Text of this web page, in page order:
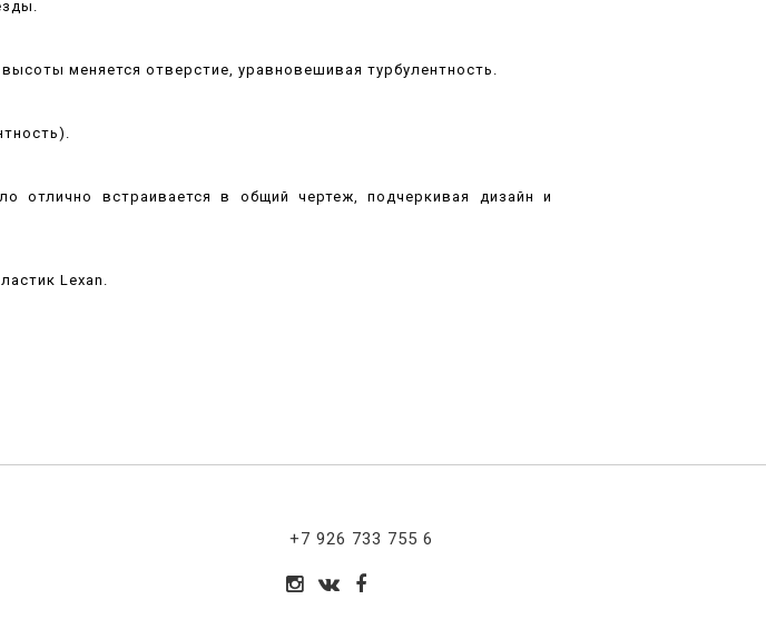
меняется отверстие, уравновешивая турбулентность.
отлично встраивается в общий чертеж, подчеркивая дизайн и
Lexan.
+7 926 733 755 6